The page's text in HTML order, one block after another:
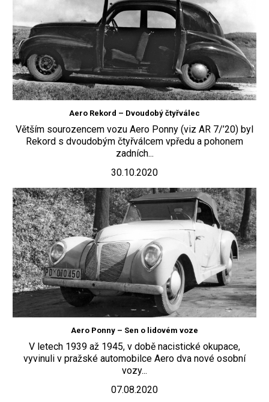
Aero Rekord – Dvoudobý čtyřválec
Větším sourozencem vozu Aero Ponny (viz AR 7/’20) byl
Rekord s dvoudobým čtyřválcem vpředu a pohonem
zadních...
30.10.2020
Aero Ponny – Sen o lidovém voze
V letech 1939 až 1945, v době nacistické okupace,
vyvinuli v pražské automobilce Aero dva nové osobní
vozy...
07.08.2020